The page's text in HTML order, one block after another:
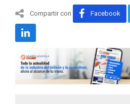
Compartir con Facebook